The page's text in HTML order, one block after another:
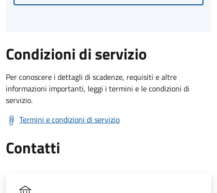
Condizioni di servizio
Per conoscere i dettagli di scadenze, requisiti e altre
informazioni importanti, leggi i termini e le condizioni di
servizio.
Termini e condizioni di servizio
Contatti